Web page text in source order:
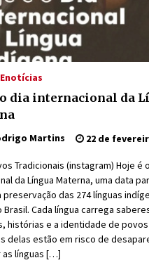
notícias
dia internacional da
Martins 22 de
Tradicionais (instagram) Hoje é
da Língua Materna, uma data
preservação das 274 línguas
Brasil. Cada língua carrega
histórias e a identidade de
delas estão em risco de
as línguas […]